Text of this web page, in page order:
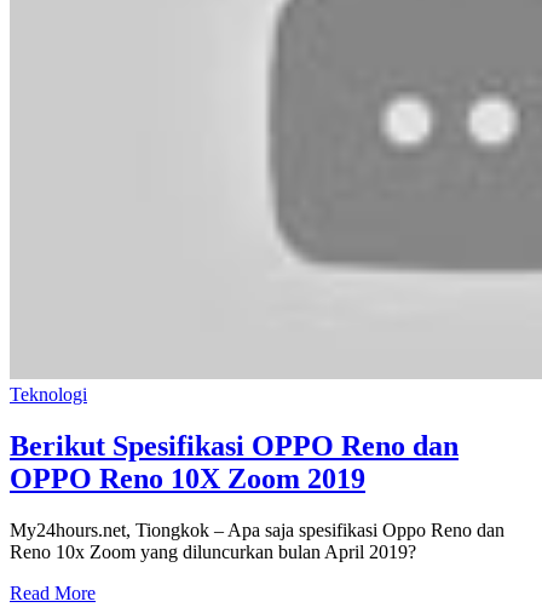
Teknologi
Berikut Spesifikasi OPPO Reno dan
OPPO Reno 10X Zoom 2019
My24hours.net, Tiongkok – Apa saja spesifikasi Oppo Reno dan
Reno 10x Zoom yang diluncurkan bulan April 2019?
Read More